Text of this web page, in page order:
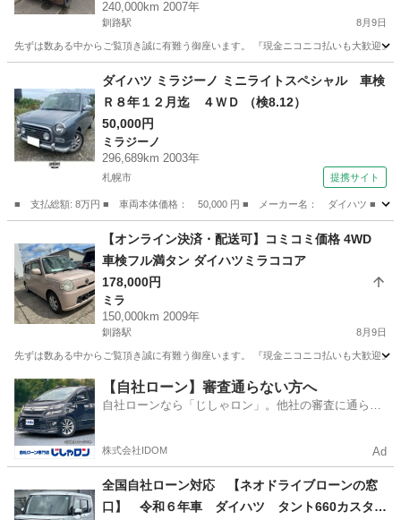
240,000km 2007年
釧路駅 8月9日
先ずは数ある中からご覧頂き誠に有難う御座います。 『現金ニコニコ払いも大歓迎
釧路駅 ハイゼット コミコミ
ダイハツ ミラジーノ ミニライトスペシャル 車検
Ｒ８年１２月迄 ４ＷＤ （検8.12）
50,000円
ミラジーノ
296,689km 2003年
札幌市 提携サイト
■ 支払総額: 8万円 ■ 車両本体価格： 50,000 円 ■ メーカー名： ダイハツ ■
ミラジーノ
【オンライン決済・配送可】コミコミ価格 4WD
車検フル満タン ダイハツミラココア
178,000円
ミラ
150,000km 2009年
釧路駅 8月9日
先ずは数ある中からご覧頂き誠に有難う御座います。 『現金ニコニコ払いも大歓迎
北海道 釧路市 釧路駅 ミラ 車両
【自社ローン】審査通らない方へ
自社ローンなら「じしゃロン」。他社の審査に通らな
株式会社IDOM Ad
全国自社ローン対応 【ネオドライブローンの窓
口】 令和６年車 ダイハツ タント660カスタム